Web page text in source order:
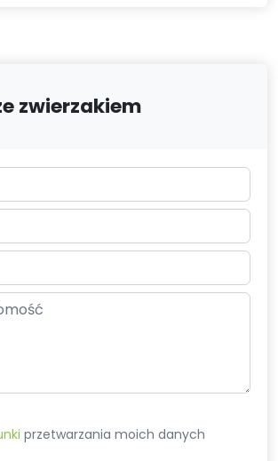
zwierzakiem
przetwarzania moich danych